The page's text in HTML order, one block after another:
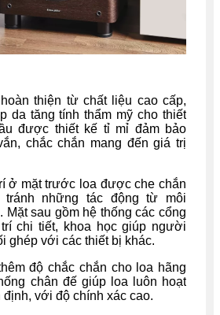
thiện từ chất liệu cao cấp,
da tăng tính thẩm mỹ cho thiết
được thiết kế tỉ mỉ đảm bảo
chắc chắn mang đến giá trị
ở mặt trước loa được che chắn
những tác động từ môi
sau gồm hệ thống các cổng
chi tiết, khoa học giúp người
ghép với các thiết bị khác.
độ chắc chắn cho loa hãng
chân đế giúp loa luôn hoạt
định, với độ chính xác cao.